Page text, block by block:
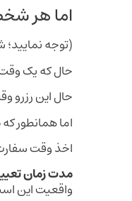
اما هر
(توجه
حال که یک
حال این رزرو
اما همانطور
اخذ وقت
مدت زمان
واقعیت این